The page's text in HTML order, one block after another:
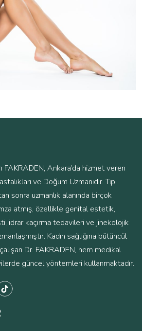
Ankara’da hizmet veren
ve Doğum Uzmanıdır. Tıp
sonra uzmanlık alanında birçok
atmış, özellikle genital estetik,
idrar kaçırma tedavileri ve jinekolojik
Kadın sağlığına bütüncül
Dr. FAKRADEN, hem medikal
güncel yöntemleri kullanmaktadır.